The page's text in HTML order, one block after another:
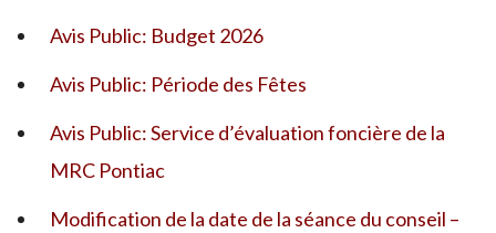
Avis Public: Budget 2026
Avis Public: Période des Fêtes
Avis Public: Service d’évaluation foncière de la
MRC Pontiac
Modification de la date de la séance du conseil –